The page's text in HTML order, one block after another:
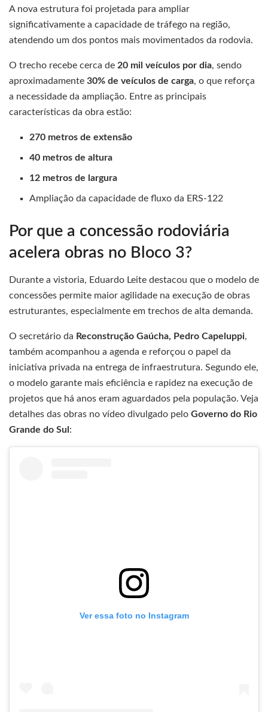
A nova estrutura foi projetada para ampliar
significativamente a capacidade de tráfego na região,
atendendo um dos pontos mais movimentados da rodovia.
O trecho recebe cerca de 20 mil veículos por dia, sendo
aproximadamente 30% de veículos de carga, o que reforça
a necessidade da ampliação. Entre as principais
características da obra estão:
270 metros de extensão
40 metros de altura
12 metros de largura
Ampliação da capacidade de fluxo da ERS-122
Por que a concessão rodoviária
acelera obras no Bloco 3?
Durante a vistoria, Eduardo Leite destacou que o modelo de
concessões permite maior agilidade na execução de obras
estruturantes, especialmente em trechos de alta demanda.
O secretário da Reconstrução Gaúcha, Pedro Capeluppi,
também acompanhou a agenda e reforçou o papel da
iniciativa privada na entrega de infraestrutura. Segundo ele,
o modelo garante mais eficiência e rapidez na execução de
projetos que há anos eram aguardados pela população. Veja
detalhes das obras no vídeo divulgado pelo Governo do Rio
Grande do Sul :
Ver essa foto no Instagram